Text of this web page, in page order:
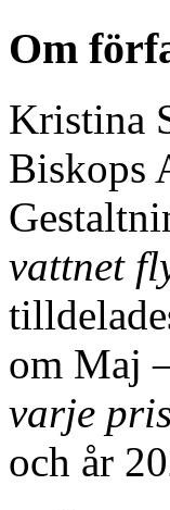
Om
Kristina
Biskops
vattnet
om Maj
varje pris
och år